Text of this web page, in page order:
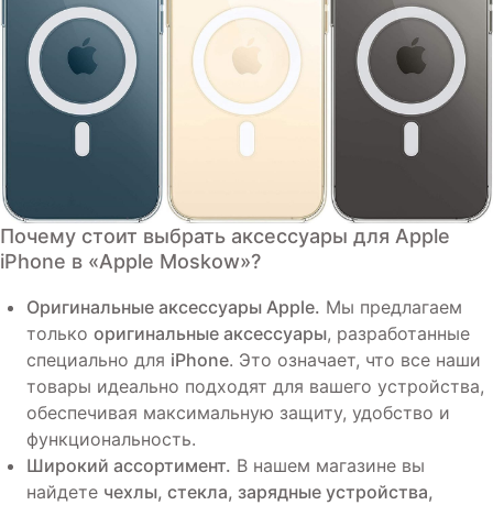
Почему стоит выбрать аксессуары для Apple
iPhone в «Apple Moskow»?
Оригинальные аксессуары Apple. Мы предлагаем
только оригинальные аксессуары, разработанные
специально для iPhone. Это означает, что все наши
товары идеально подходят для вашего устройства,
обеспечивая максимальную защиту, удобство и
функциональность.
Широкий ассортимент. В нашем магазине вы
найдете чехлы, стекла, зарядные устройства,